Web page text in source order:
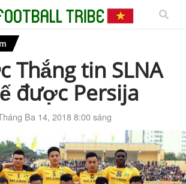
Thắng tin SLNA
được Persija
Ba 14, 2018 8:00 sáng